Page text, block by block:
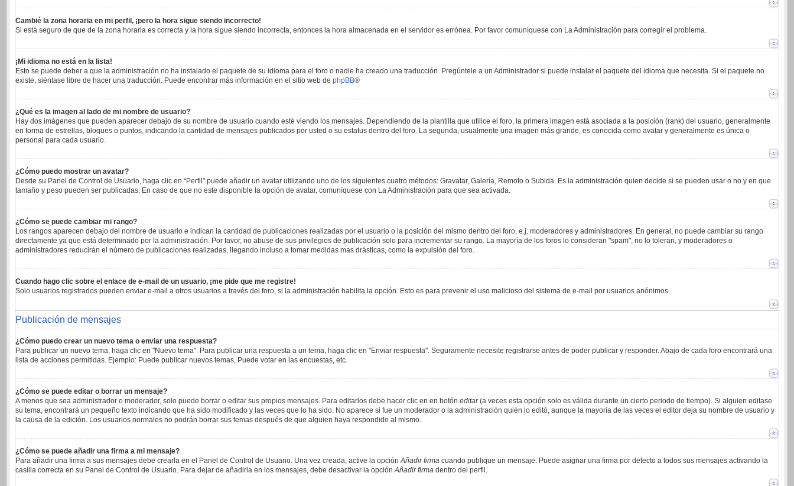
Cambié la zona horaria en mi perfil, ¡pero la hora sigue siendo incorrecto!
Si está seguro de que de la zona horaria es correcta y la hora sigue siendo incorrecta, entonces la hora almacenada en el servidor es errónea. Por favor comuníquese con La Administración para corregir el problema.
¡Mi idioma no está en la lista!
Esto se puede deber a que la administración no ha instalado el paquete de su idioma para el foro o nadie ha creado una traducción. Pregúntele a un Administrador si puede instalar el paquete del idioma que necesita. Si el paquete no
existe, siéntase libre de hacer una traducción. Puede encontrar más información en el sitio web de phpBB®
¿Qué es la imagen al lado de mi nombre de usuario?
Hay dos imágenes que pueden aparecer debajo de su nombre de usuario cuando esté viendo los mensajes. Dependiendo de la plantilla que utilice el foro, la primera imagen está asociada a la posición (rank) del usuario, generalmente
en forma de estrellas, bloques o puntos, indicando la cantidad de mensajes publicados por usted o su estatus dentro del foro. La segunda, usualmente una imagen más grande, es conocida como avatar y generalmente es única o
personal para cada usuario.
¿Cómo puedo mostrar un avatar?
Desde su Panel de Control de Usuario, haga clic en “Perfil” puede añadir un avatar utilizando uno de los siguientes cuatro métodos: Gravatar, Galería, Remoto o Subida. Es la administración quien decide si se pueden usar o no y en que
tamaño y peso pueden ser publicadas. En caso de que no este disponible la opción de avatar, comuníquese con La Administración para que sea activada.
¿Cómo se puede cambiar mi rango?
Los rangos aparecen debajo del nombre de usuario e indican la cantidad de publicaciones realizadas por el usuario o la posición del mismo dentro del foro, e.j. moderadores y administradores. En general, no puede cambiar su rango
directamente ya que está determinado por la administración. Por favor, no abuse de sus privilegios de publicación solo para incrementar su rango. La mayoría de los foros lo consideran "spam", no lo toleran, y moderadores o
administradores reducirán el número de publicaciones realizadas, llegando incluso a tomar medidas mas drásticas, como la expulsión del foro.
Cuando hago clic sobre el enlace de e-mail de un usuario, ¡me pide que me registre!
Solo usuarios registrados pueden enviar e-mail a otros usuarios a través del foro, si la administración habilita la opción. Esto es para prevenir el uso malicioso del sistema de e-mail por usuarios anónimos.
Publicación de mensajes
¿Cómo puedo crear un nuevo tema o enviar una respuesta?
Para publicar un nuevo tema, haga clic en "Nuevo tema". Para publicar una respuesta a un tema, haga clic en "Enviar respuesta". Seguramente necesite registrarse antes de poder publicar y responder. Abajo de cada foro encontrará una
lista de acciones permitidas. Ejemplo: Puede publicar nuevos temas, Puede votar en las encuestas, etc.
¿Cómo se puede editar o borrar un mensaje?
A menos que sea administrador o moderador, solo puede borrar o editar sus propios mensajes. Para editarlos debe hacer clic en en botón editar(a veces esta opción solo es válida durante un cierto periodo de tiempo). Si alguien editase
su tema, encontrará un pequeño texto indicando que ha sido modificado y las veces que lo ha sido. No aparece si fue un moderador o la administración quién lo editó, aunque la mayoría de las veces el editor deja su nombre de usuario y
la causa de la edición. Los usuarios normales no podrán borrar sus temas después de que alguien haya respondido al mismo.
¿Cómo se puede añadir una firma a mi mensaje?
Para añadir una firma a sus mensajes debe crearla en el Panel de Control de Usuario. Una vez creada, active la opciónAñadir firma cuando publique un mensaje. Puede asignar una firma por defecto a todos sus mensajes activando la
casilla correcta en su Panel de Control de Usuario. Para dejar de añadirla en los mensajes, debe desactivar la opciónAñadir firma dentro del perfil.